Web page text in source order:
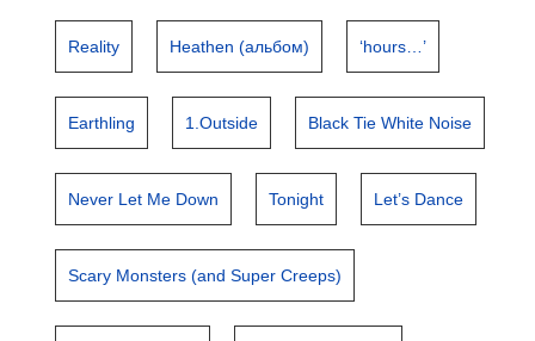
Reality Heathen (альбом) ‘hours…’
Earthling 1.Outside Black Tie White Noise
Never Let Me Down Tonight Let’s Dance
Scary Monsters (and Super Creeps)